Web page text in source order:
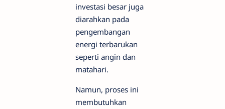
investasi besar juga
diarahkan pada
pengembangan
energi terbarukan
seperti angin dan
matahari.
Namun, proses ini
membutuhkan